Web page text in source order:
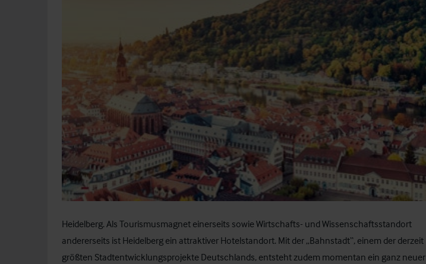
Heidelberg. Als Tourismusmagnet einerseits sowie Wirtschafts- und Wissenschaftsstandort
andererseits ist Heidelberg ein attraktiver Hotelstandort. Mit der „Bahnstadt“, einem der derzeit
größten Stadtentwicklungsprojekte Deutschlands, entsteht zudem momentan ein ganz neuer